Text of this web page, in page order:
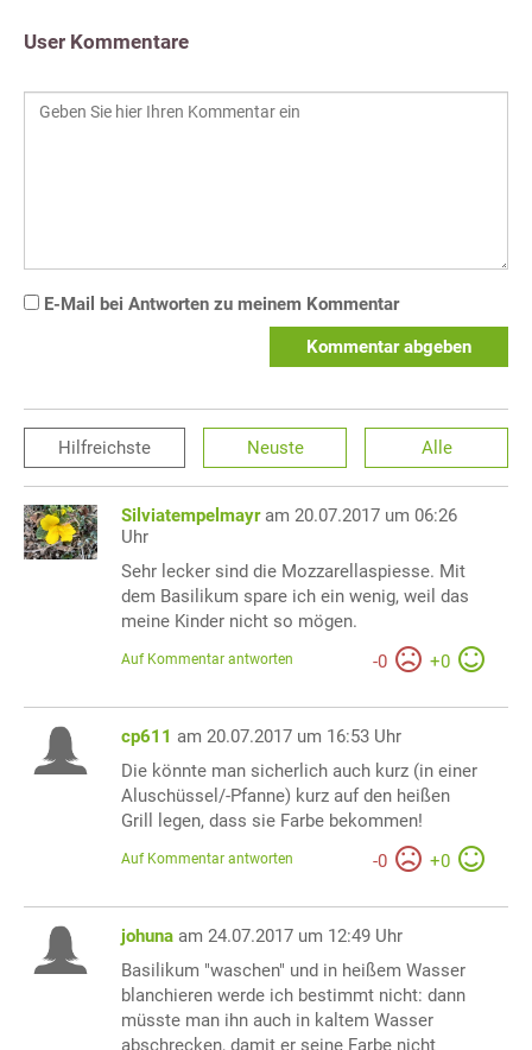
User Kommentare
E-Mail bei Antworten zu meinem Kommentar
Kommentar abgeben
Hilfreichste Neuste Alle
Silviatempelmayr am 20.07.2017 um 06:26
Uhr
Sehr lecker sind die Mozzarellaspiesse. Mit
dem Basilikum spare ich ein wenig, weil das
meine Kinder nicht so mögen.
-0 +0
Auf Kommentar antworten
cp611 am 20.07.2017 um 16:53 Uhr
Die könnte man sicherlich auch kurz (in einer
Aluschüssel/-Pfanne) kurz auf den heißen
Grill legen, dass sie Farbe bekommen!
-0 +0
Auf Kommentar antworten
johuna am 24.07.2017 um 12:49 Uhr
Basilikum "waschen" und in heißem Wasser
blanchieren werde ich bestimmt nicht: dann
müsste man ihn auch in kaltem Wasser
abschrecken, damit er seine Farbe nicht